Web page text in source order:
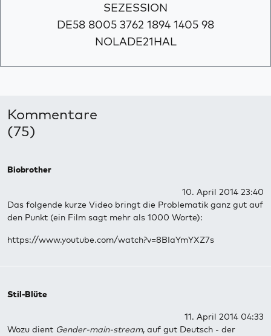
SEZESSION
DE58 8005 3762 1894 1405 98
NOLADE21HAL
Kommentare
(75)
Biobrother
10. April 2014 23:40
Das folgende kurze Video bringt die Problematik ganz gut auf
den Punkt (ein Film sagt mehr als 1000 Worte):
https://www.youtube.com/watch?v=8BIaYmYXZ7s
Stil-Blüte
11. April 2014 04:33
Wozu dient Gender-main-stream, auf gut Deutsch - der